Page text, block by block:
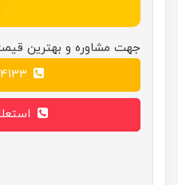
جهت مشاوره و بهترین